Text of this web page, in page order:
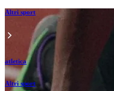
Altri sport
atletica
Altri sport